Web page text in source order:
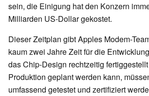
sein, die Einigung hat den Konzern
Milliarden US-Dollar gekostet.
Dieser Zeitplan gibt Apples Modem-
kaum zwei Jahre Zeit für die
das Chip-Design rechtzeitig
Produktion geplant werden kann,
umfassend getestet und zertifiziert